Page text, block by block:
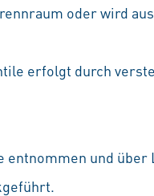
oder wird
erfolgt durch
und über